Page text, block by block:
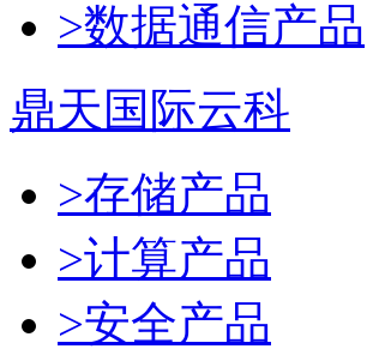
>数据通信产品
鼎天国际云科
>存储产品
>计算产品
>安全产品